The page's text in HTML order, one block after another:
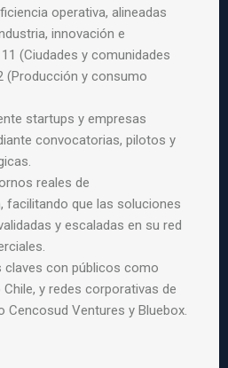
operativa, alineadas
innovación e
(Ciudades y comunidades
(Producción y consumo
startups y empresas
convocatorias, pilotos y
reales de
facilitando que las soluciones
y escaladas en su red
claves con públicos como
y redes corporativas de
Cencosud Ventures y Bluebox.